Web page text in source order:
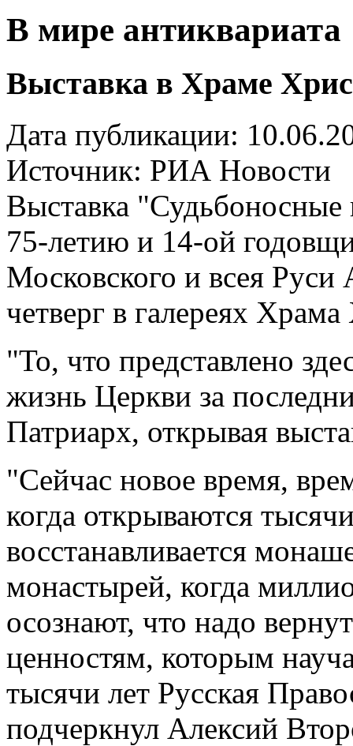
В мире антиквариата
Выставка в Храме
Дата публикации:
Источник: РИА Новости
Выставка
75-летию и 14-ой
Московского и всея Руси
четверг в галереях
"То, что представлено
жизнь Церкви за
Патриарх, открывая
"Сейчас новое время,
когда открываются
восстанавливается
монастырей, когда
осознают, что надо
ценностям, которым
тысячи лет Русская
подчеркнул Алексий